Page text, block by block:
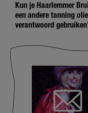
Kun je Haarlemmer
een andere tanning
verantwoord